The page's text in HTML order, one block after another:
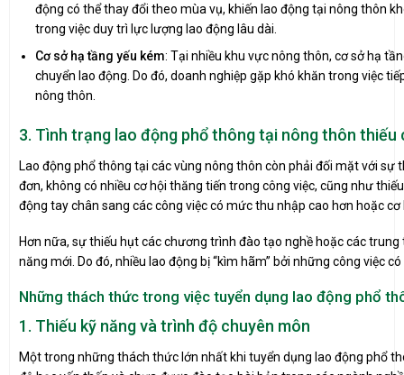
động có thể thay đổi theo mùa vụ, khiến lao động tại nông thôn
trong việc duy trì lực lượng lao động lâu dài.
Cơ sở hạ tầng yếu kém: Tại nhiều khu vực nông thôn, cơ sở hạ
chuyển lao động. Do đó, doanh nghiệp gặp khó khăn trong việc
nông thôn.
3. Tình trạng lao động phổ thông tại nông thôn thiếu
Lao động phổ thông tại các vùng nông thôn còn phải đối mặt với sự
đơn, không có nhiều cơ hội thăng tiến trong công việc, cũng như
động tay chân sang các công việc có mức thu nhập cao hơn hoặc
Hơn nữa, sự thiếu hụt các chương trình đào tạo nghề hoặc các
năng mới. Do đó, nhiều lao động bị “kìm hãm” bởi những công việc
Những thách thức trong việc tuyển dụng lao động phổ
1. Thiếu kỹ năng và trình độ chuyên môn
Một trong những thách thức lớn nhất khi tuyển dụng lao động phổ